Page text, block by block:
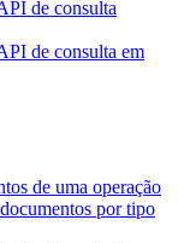
de consulta
de consulta em
de uma operação
por tipo